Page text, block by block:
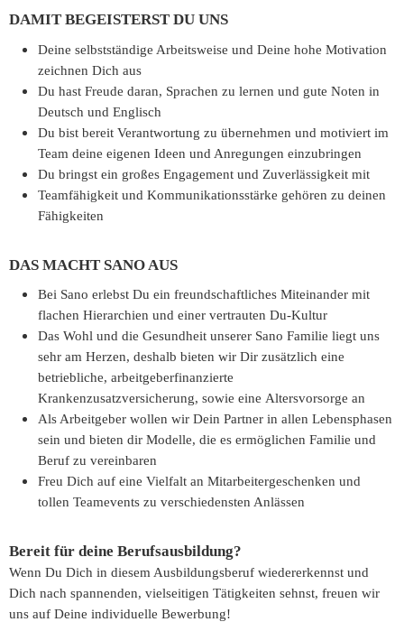
DAMIT BEGEISTERST DU UNS
Deine selbstständige Arbeitsweise und Deine hohe Motivation
zeichnen Dich aus
Du hast Freude daran, Sprachen zu lernen und gute Noten in
Deutsch und Englisch
Du bist bereit Verantwortung zu übernehmen und motiviert im
Team deine eigenen Ideen und Anregungen einzubringen
Du bringst ein großes Engagement und Zuverlässigkeit mit
Teamfähigkeit und Kommunikationsstärke gehören zu deinen
Fähigkeiten
DAS MACHT SANO AUS
Bei Sano erlebst Du ein freundschaftliches Miteinander mit
flachen Hierarchien und einer vertrauten Du-Kultur
Das Wohl und die Gesundheit unserer Sano Familie liegt uns
sehr am Herzen, deshalb bieten wir Dir zusätzlich eine
betriebliche, arbeitgeberfinanzierte
Krankenzusatzversicherung, sowie eine Altersvorsorge an
Als Arbeitgeber wollen wir Dein Partner in allen Lebensphasen
sein und bieten dir Modelle, die es ermöglichen Familie und
Beruf zu vereinbaren
Freu Dich auf eine Vielfalt an Mitarbeitergeschenken und
tollen Teamevents zu verschiedensten Anlässen
Bereit für deine Berufsausbildung?
Wenn Du Dich in diesem Ausbildungsberuf wiedererkennst und
Dich nach spannenden, vielseitigen Tätigkeiten sehnst, freuen wir
uns auf Deine individuelle Bewerbung!